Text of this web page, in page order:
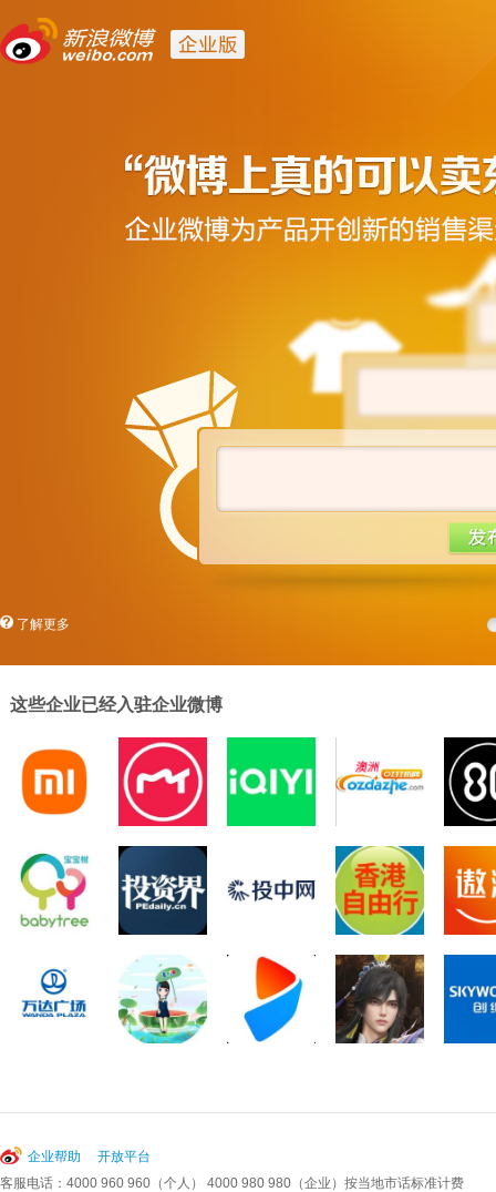
了解更多
这些企业已经入驻企业微博
企业帮助
开放平台
客服电话：4000 960 960（个人） 4000 980 980（企业）按当地市话标准计费